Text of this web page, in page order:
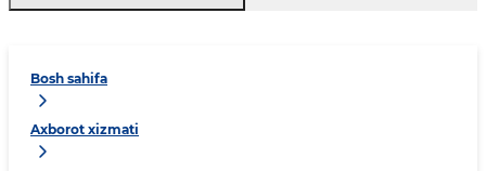
Bosh sahifa
Axborot xizmati